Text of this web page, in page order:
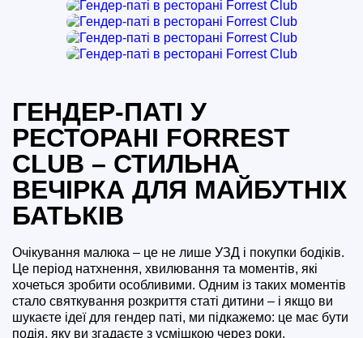
ГЕНДЕР-ПАТІ У
РЕСТОРАНІ FORREST
CLUB – СТИЛЬНА
ВЕЧІРКА ДЛЯ МАЙБУТНІХ
БАТЬКІВ
Очікування малюка – це не лише УЗД і покупки бодіків.
Це період натхнення, хвилювання та моментів, які
хочеться зробити особливими. Одним із таких моментів
стало святкування розкриття статі дитини – і якщо ви
шукаєте ідеї для гендер паті, ми підкажемо: це має бути
подія, яку ви згадаєте з усмішкою через роки.